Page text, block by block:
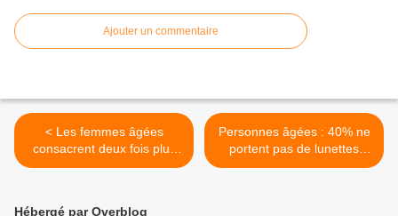
Ajouter un commentaire
< Les femmes âgées
consacrent deux fois plus
de temps aux tâches
Personnes âgées : 40% ne
portent pas de lunettes
adaptées à leur vue ! >
Hébergé par Overblog